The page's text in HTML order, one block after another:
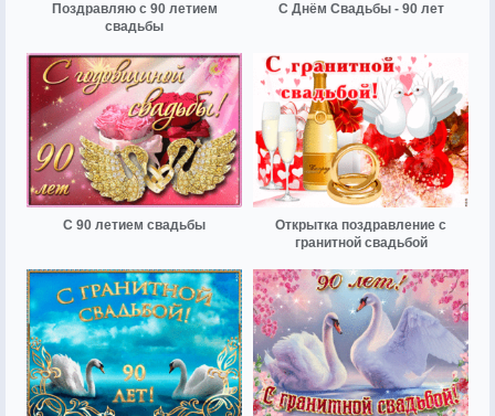
Поздравляю с 90 летием
свадьбы
С Днём Свадьбы - 90 лет
С 90 летием свадьбы
Открытка поздравление с
гранитной свадьбой